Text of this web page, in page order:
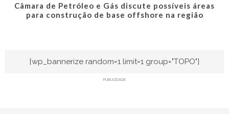
Câmara de Petróleo e Gás discute possíveis áreas
para construção de base offshore na região
[wp_bannerize random=1 limit=1 group="TOPO"]
PUBLICIDADE